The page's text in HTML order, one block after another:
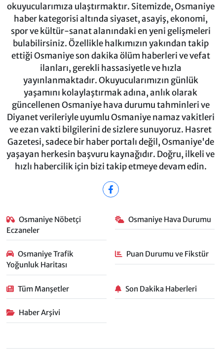
okuyucularımıza ulaştırmaktır. Sitemizde, Osmaniye
haber kategorisi altında siyaset, asayiş, ekonomi,
spor ve kültür-sanat alanındaki en yeni gelişmeleri
bulabilirsiniz. Özellikle halkımızın yakından takip
ettiği Osmaniye son dakika ölüm haberleri ve vefat
ilanları, gerekli hassasiyetle ve hızla
yayınlanmaktadır. Okuyucularımızın günlük
yaşamını kolaylaştırmak adına, anlık olarak
güncellenen Osmaniye hava durumu tahminleri ve
Diyanet verileriyle uyumlu Osmaniye namaz vakitleri
ve ezan vakti bilgilerini de sizlere sunuyoruz. Hasret
Gazetesi, sadece bir haber portalı değil, Osmaniye'de
yaşayan herkesin başvuru kaynağıdır. Doğru, ilkeli ve
hızlı habercilik için bizi takip etmeye devam edin.
Osmaniye Nöbetçi
Eczaneler
Osmaniye Hava Durumu
Osmaniye Trafik
Yoğunluk Haritası
Puan Durumu ve Fikstür
Tüm Manşetler Son Dakika Haberleri
Haber Arşivi